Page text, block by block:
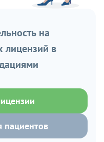
на
лицензий в